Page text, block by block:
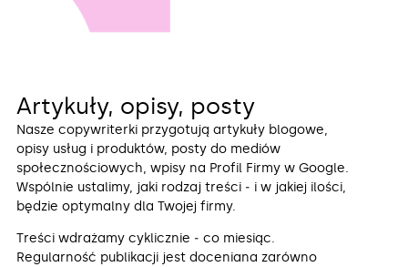
Artykuły, opisy, posty
Nasze copywriterki przygotują artykuły blogowe,
opisy usług i produktów, posty do mediów
społecznościowych, wpisy na Profil Firmy w Google.
Wspólnie ustalimy, jaki rodzaj treści ‒ i w jakiej ilości,
będzie optymalny dla Twojej firmy.
Treści wdrażamy cyklicznie ‒ co miesiąc.
Regularność publikacji jest doceniana zarówno